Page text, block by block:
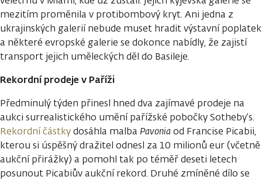
mezitím proměnila v protibombový kryt. Ani jedna z
ukrajinských galerií nebude muset hradit výstavní poplatek
a některé evropské galerie se dokonce nabídly, že zajistí
transport jejich uměleckých děl do Basileje.
Rekordní prodeje v Paříži
Předminulý týden přinesl hned dva zajímavé prodeje na
aukci surrealistického umění pařížské pobočky Sotheby’s.
Rekordní částkydosáhla malba Pavoniaod Francise Picabii,
kterou si úspěšný dražitel odnesl za 10 milionů eur (včetně
aukční přirážky) a pomohl tak po téměř deseti letech
posunout Picabiův aukční rekord. Druhé zmíněné dílo se